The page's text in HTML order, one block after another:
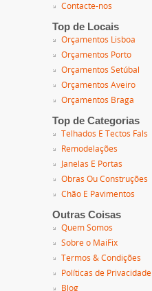
Contacte-nos
Top de Locais
Orçamentos Lisboa
Orçamentos Porto
Orçamentos Setúbal
Orçamentos Aveiro
Orçamentos Braga
Top de Categorias
Telhados E Tectos Fals
Remodelações
Janelas E Portas
Obras Ou Construções
Chão E Pavimentos
Outras Coisas
Quem Somos
Sobre o MaiFix
Termos & Condições
Políticas de Privacidade
Blog